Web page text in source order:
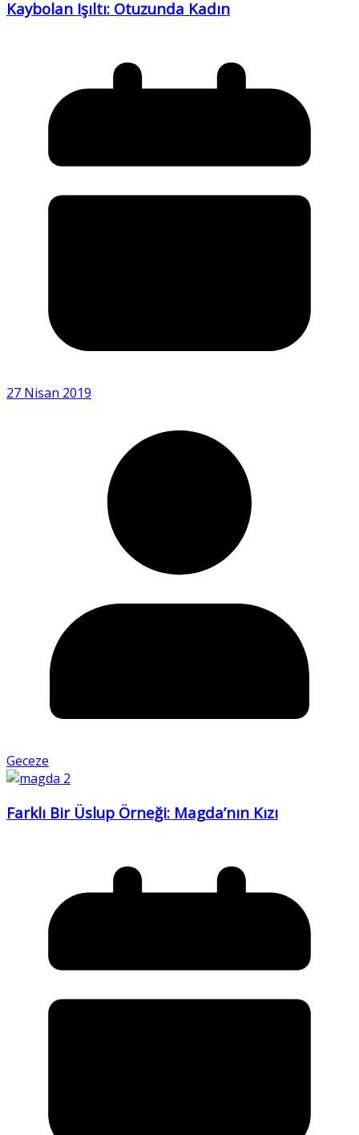
Kaybolan Işıltı: Otuzunda Kadın
27 Nisan 2019
Geceze
Farklı Bir Üslup Örneği: Magda’nın Kızı